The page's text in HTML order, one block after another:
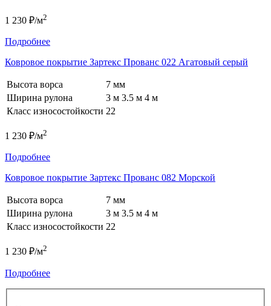
1 230 ₽/м2
Подробнее
Ковровое покрытие Зартекс Прованс 022 Агатовый серый
Высота ворса
7 мм
Ширина рулона
3 м 3.5 м 4 м
Класс износостойкости 22
1 230 ₽/м2
Подробнее
Ковровое покрытие Зартекс Прованс 082 Морской
Высота ворса
7 мм
Ширина рулона
3 м 3.5 м 4 м
Класс износостойкости 22
1 230 ₽/м2
Подробнее